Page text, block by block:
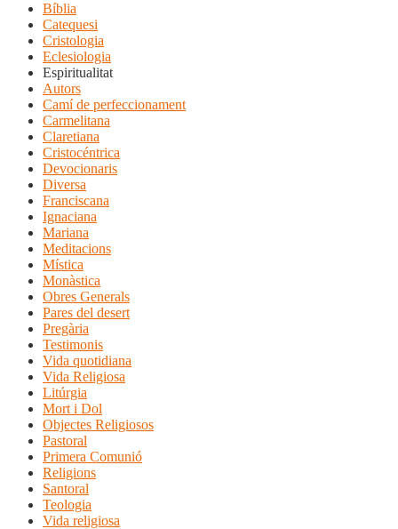
Bíblia
Catequesi
Cristologia
Eclesiologia
Espiritualitat
Autors
Camí de perfeccionament
Carmelitana
Claretiana
Cristocéntrica
Devocionaris
Diversa
Franciscana
Ignaciana
Mariana
Meditacions
Mística
Monàstica
Obres Generals
Pares del desert
Pregària
Testimonis
Vida quotidiana
Vida Religiosa
Litúrgia
Mort i Dol
Objectes Religiosos
Pastoral
Primera Comunió
Religions
Santoral
Teologia
Vida religiosa